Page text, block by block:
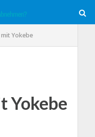
Yokebe
Yokebe